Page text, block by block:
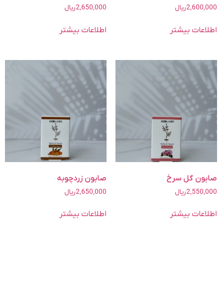
2,600,000ریال
اطلاعات بیشتر
2,650,000ریال
اطلاعات بیشتر
صابون گل سرخ
2,550,000ریال
اطلاعات بیشتر
صابون زردچوبه
2,650,000ریال
اطلاعات بیشتر